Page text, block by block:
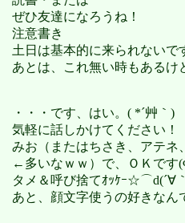
ぜひ友達になろうね！
注意書き
土日は基本的に来られないで
あとは、これ無い時もあるけ
・・・です、はい。( *´艸｀)
気軽に話しかけてください！
みお（またはちさき、アテネ
←多いなｗｗ）で、ＯＫで
タメ＆呼び捨てｵｯｹｰ☆⌒d(´∀
あと、顔文字使うの好きなん